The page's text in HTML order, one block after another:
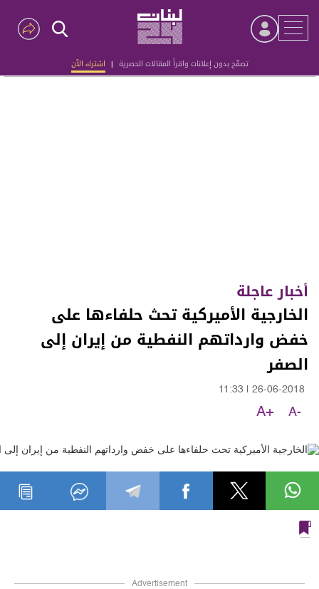
تصفّح بدون إعلانات واقرأ المقالات الحصرية | اشترك الآن
Advertisement
أخبار عاجلة
الخارجية الأميركية تحث حلفاءها على
خفض وارداتهم النفطية من إيران إلى
الصفر
26-06-2018
11:33
A-
A+
Advertisement